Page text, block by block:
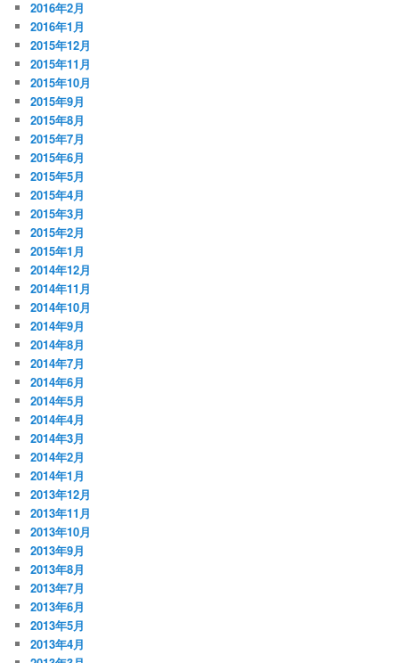
2016年2月
2016年1月
2015年12月
2015年11月
2015年10月
2015年9月
2015年8月
2015年7月
2015年6月
2015年5月
2015年4月
2015年3月
2015年2月
2015年1月
2014年12月
2014年11月
2014年10月
2014年9月
2014年8月
2014年7月
2014年6月
2014年5月
2014年4月
2014年3月
2014年2月
2014年1月
2013年12月
2013年11月
2013年10月
2013年9月
2013年8月
2013年7月
2013年6月
2013年5月
2013年4月